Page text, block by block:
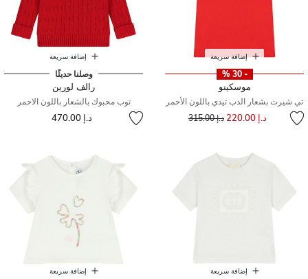
إضافة سريعة
- 30 %
موسكينو
تي شيرت بشعار الدب تيدي باللون الأحمر
د.إ 220.00 سعر مخفض مند.إ 315.00
إضافة سريعة
وصلنا حديثًا
رالف لورين
توب محبوك بالشعار باللون الاحمر
د.إ 470.00
إضافة سريعة إضافة سريعة